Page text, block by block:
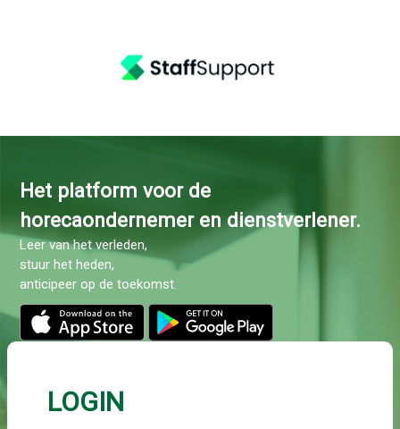
Het platform voor de
horecaondernemer en dienstverlener.
Leer van het verleden,
stuur het heden,
anticipeer op de toekomst.
LOGIN